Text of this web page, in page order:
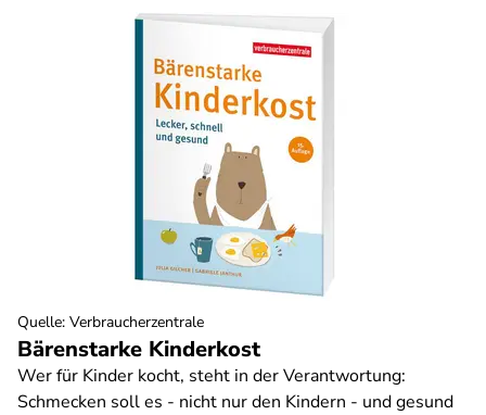
Bärenstarke Kinderkost
Wer für Kinder kocht, steht in der Verantwortung:
Schmecken soll es - nicht nur den Kindern - und gesund
Quelle: Verbraucherzentrale